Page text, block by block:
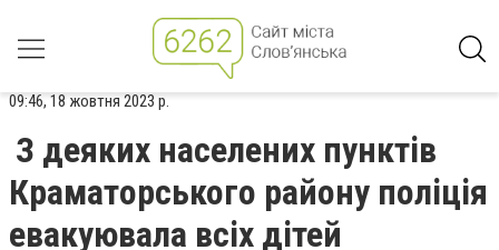
09:46, 18 жовтня 2023 р.
З деяких населених пунктів
Краматорського району поліція
евакуювала всіх дітей